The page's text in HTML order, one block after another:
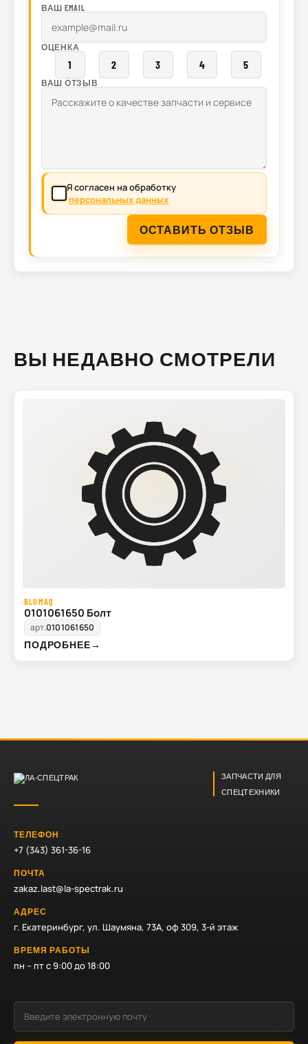
ВАШ EMAIL
ОЦЕНКА
1 2 3 4 5
ВАШ ОТЗЫВ
Я согласен на обработку
персональных данных
ОСТАВИТЬ ОТЗЫВ
ВЫ НЕДАВНО СМОТРЕЛИ
BLUMAQ
0101061650 Болт
арт.0101061650
ПОДРОБНЕЕ→
ЗАПЧАСТИ ДЛЯ
СПЕЦТЕХНИКИ
ТЕЛЕФОН
+7 (343) 361-36-16
ПОЧТА
zakaz.last@la-spectrak.ru
АДРЕС
г. Екатеринбург, ул. Шаумяна, 73А, оф 309, 3-й этаж
ВРЕМЯ РАБОТЫ
пн – пт с 9:00 до 18:00